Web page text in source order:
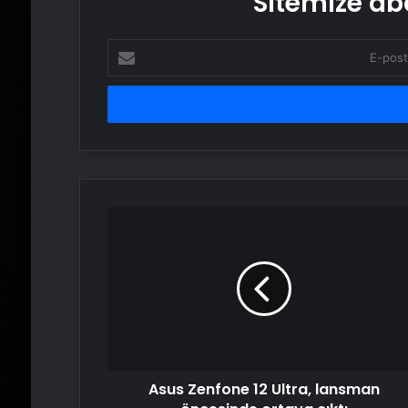
posta
adresinizi
Asus Zenfone 12 Ultra, lansman